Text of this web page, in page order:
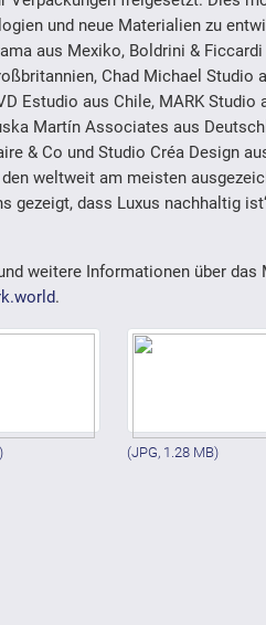
und neue Materialien zu
aus Mexiko, Boldrini &
Chad Michael Studio
Estudio aus Chile, MARK Studio
Martín Associates aus
& Co und Studio Créa Design
weltweit am meisten
gezeigt, dass Luxus nachhaltig
weitere Informationen über das
.
(JPG, 1.28 MB)